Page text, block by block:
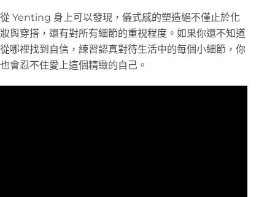
從 Yenting 身上可以發現，儀式感的塑造絕不僅止於化
妝與穿搭，還有對所有細節的重視程度。如果你還不知道
從哪裡找到自信，練習認真對待生活中的每個小細節，你
也會忍不住愛上這個精緻的自己。